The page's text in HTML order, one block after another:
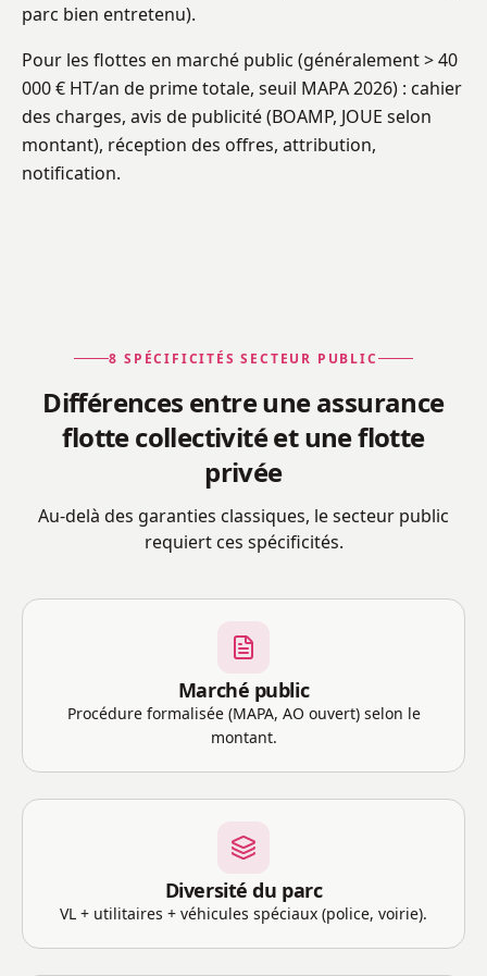
parc bien entretenu).
Pour les flottes en marché public (généralement > 40
000 € HT/an de prime totale, seuil MAPA 2026) : cahier
des charges, avis de publicité (BOAMP, JOUE selon
montant), réception des offres, attribution,
notification.
8 SPÉCIFICITÉS SECTEUR PUBLIC
Différences entre une assurance
flotte collectivité et une flotte
privée
Au-delà des garanties classiques, le secteur public
requiert ces spécificités.
Marché public
Procédure formalisée (MAPA, AO ouvert) selon le
montant.
Diversité du parc
VL + utilitaires + véhicules spéciaux (police, voirie).